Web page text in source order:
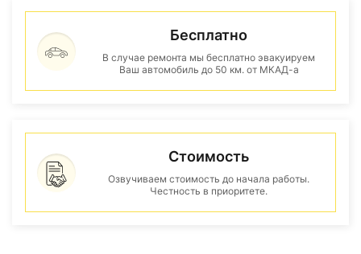
Бесплатно
В случае ремонта мы бесплатно эвакуируем
Ваш автомобиль до 50 км. от МКАД-а
Стоимость
Озвучиваем стоимость до начала работы.
Честность в приоритете.